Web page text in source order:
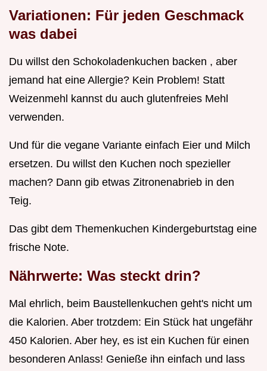
Variationen: Für jeden Geschmack
was dabei
Du willst den Schokoladenkuchen backen , aber
jemand hat eine Allergie? Kein Problem! Statt
Weizenmehl kannst du auch glutenfreies Mehl
verwenden.
Und für die vegane Variante einfach Eier und Milch
ersetzen. Du willst den Kuchen noch spezieller
machen? Dann gib etwas Zitronenabrieb in den
Teig.
Das gibt dem Themenkuchen Kindergeburtstag eine
frische Note.
Nährwerte: Was steckt drin?
Mal ehrlich, beim Baustellenkuchen geht's nicht um
die Kalorien. Aber trotzdem: Ein Stück hat ungefähr
450 Kalorien. Aber hey, es ist ein Kuchen für einen
besonderen Anlass! Genieße ihn einfach und lass